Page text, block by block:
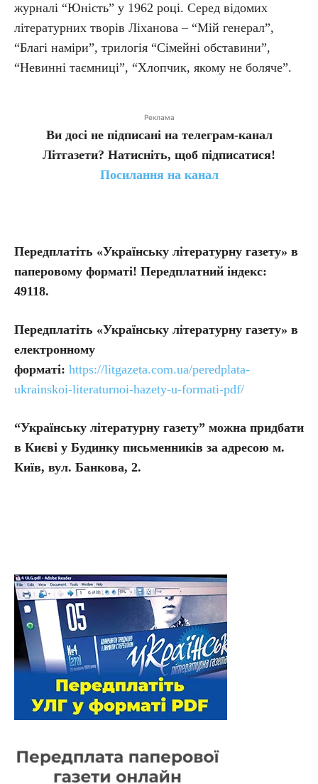
журналі “Юність” у 1962 році. Серед відомих
літературних творів Ліханова – “Мій генерал”,
“Благі наміри”, трилогія “Сімейні обставини”,
“Невинні таємниці”, “Хлопчик, якому не боляче”.
Реклама
Ви досі не підписані на телеграм-канал
Літгазети? Натисніть, щоб підписатися!
Посилання на канал
Передплатіть «Українську літературну газету» в
паперовому форматі! Передплатний індекс:
49118.
Передплатіть «Українську літературну газету» в
електронному
форматі: https://litgazeta.com.ua/peredplata-
ukrainskoi-literaturnoi-hazety-u-formati-pdf/
“Українську літературну газету” можна придбати
в Києві у Будинку письменників за адресою м.
Київ, вул. Банкова, 2.